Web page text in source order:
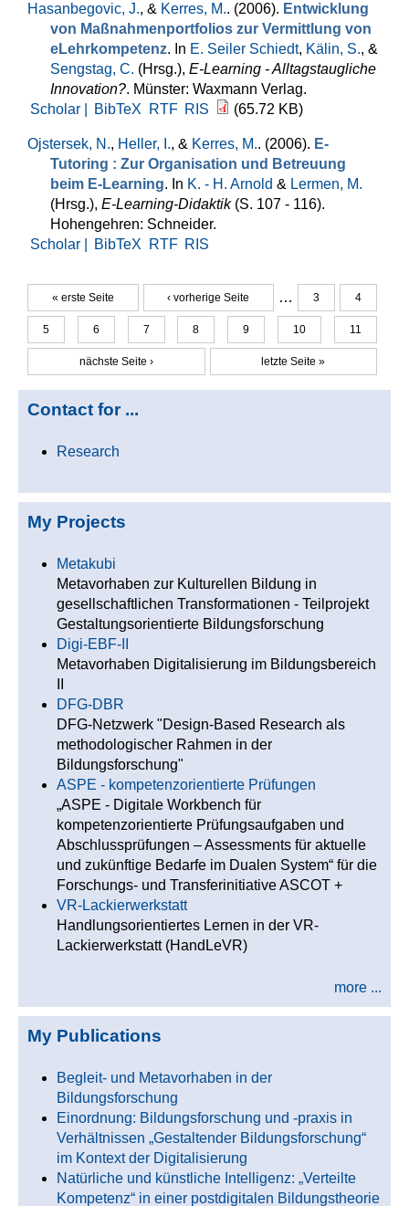
Hasanbegovic, J., & Kerres, M.. (2006). Entwicklung
von Maßnahmenportfolios zur Vermittlung von
eLehrkompetenz. In E. Seiler Schiedt, Kälin, S., &
Sengstag, C. (Hrsg.), E-Learning - Alltagstaugliche
Innovation?. Münster: Waxmann Verlag.
Scholar |
BibTeX RTF RIS (65.72 KB)
Ojstersek, N., Heller, I., & Kerres, M.. (2006). E-
Tutoring : Zur Organisation und Betreuung
beim E-Learning. In K. - H. Arnold & Lermen, M.
(Hrsg.), E-Learning-Didaktik (S. 107 - 116).
Hohengehren: Schneider.
Scholar |
BibTeX RTF RIS
Seiten
« erste Seite ‹ vorherige Seite … 3 4
5 6 7 8 9 10 11
nächste Seite › letzte Seite »
Contact for ...
Research
My Projects
Metakubi
Metavorhaben zur Kulturellen Bildung in
gesellschaftlichen Transformationen - Teilprojekt
Gestaltungsorientierte Bildungsforschung
Digi-EBF-II
Metavorhaben Digitalisierung im Bildungsbereich
DFG-DBR
DFG-Netzwerk "Design-Based Research als
methodologischer Rahmen in der
Bildungsforschung"
ASPE - kompetenzorientierte Prüfungen
„ASPE - Digitale Workbench für
kompetenzorientierte Prüfungsaufgaben und
Abschlussprüfungen – Assessments für aktuelle
und zukünftige Bedarfe im Dualen System“ für die
Forschungs- und Transferinitiative ASCOT +
VR-Lackierwerkstatt
Handlungsorientiertes Lernen in der VR-
Lackierwerkstatt (HandLeVR)
more ...
My Publications
Begleit- und Metavorhaben in der
Bildungsforschung
Einordnung: Bildungsforschung und -praxis in
Verhältnissen „Gestaltender Bildungsforschung“
im Kontext der Digitalisierung
Natürliche und künstliche Intelligenz: „Verteilte
Kompetenz“ in einer postdigitalen Bildungstheorie